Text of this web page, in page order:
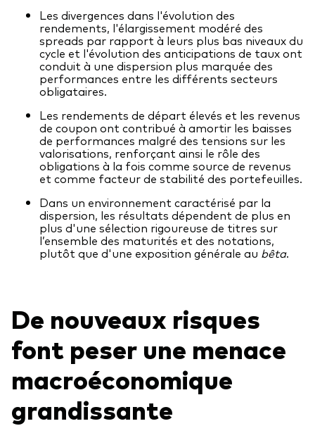
Fonds indiciels
Marché monétaire
Multi-actifs
Obligations
Obligations active
Comment investir avec nous
Investir avec Vanguard
Documents juridiques
Gérance des placements
Les divergences dans l'évolution des
rendements, l'élargissement modéré des
spreads par rapport à leurs plus bas niveaux du
cycle et l'évolution des anticipations de taux ont
conduit à une dispersion plus marquée des
performances entre les différents secteurs
obligataires.
Les rendements de départ élevés et les revenus
de coupon ont contribué à amortir les baisses
de performances malgré des tensions sur les
valorisations, renforçant ainsi le rôle des
obligations à la fois comme source de revenus
et comme facteur de stabilité des portefeuilles.
Dans un environnement caractérisé par la
dispersion, les résultats dépendent de plus en
plus d'une sélection rigoureuse de titres sur
l’ensemble des maturités et des notations,
plutôt que d'une exposition générale au bêta.
De nouveaux risques
font peser une menace
macroéconomique
grandissante